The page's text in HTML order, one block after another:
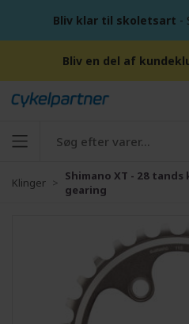
Bliv klar til skoletsart -
Bliv en del af
Klinger
Shimano XT - 28 tands
gearing